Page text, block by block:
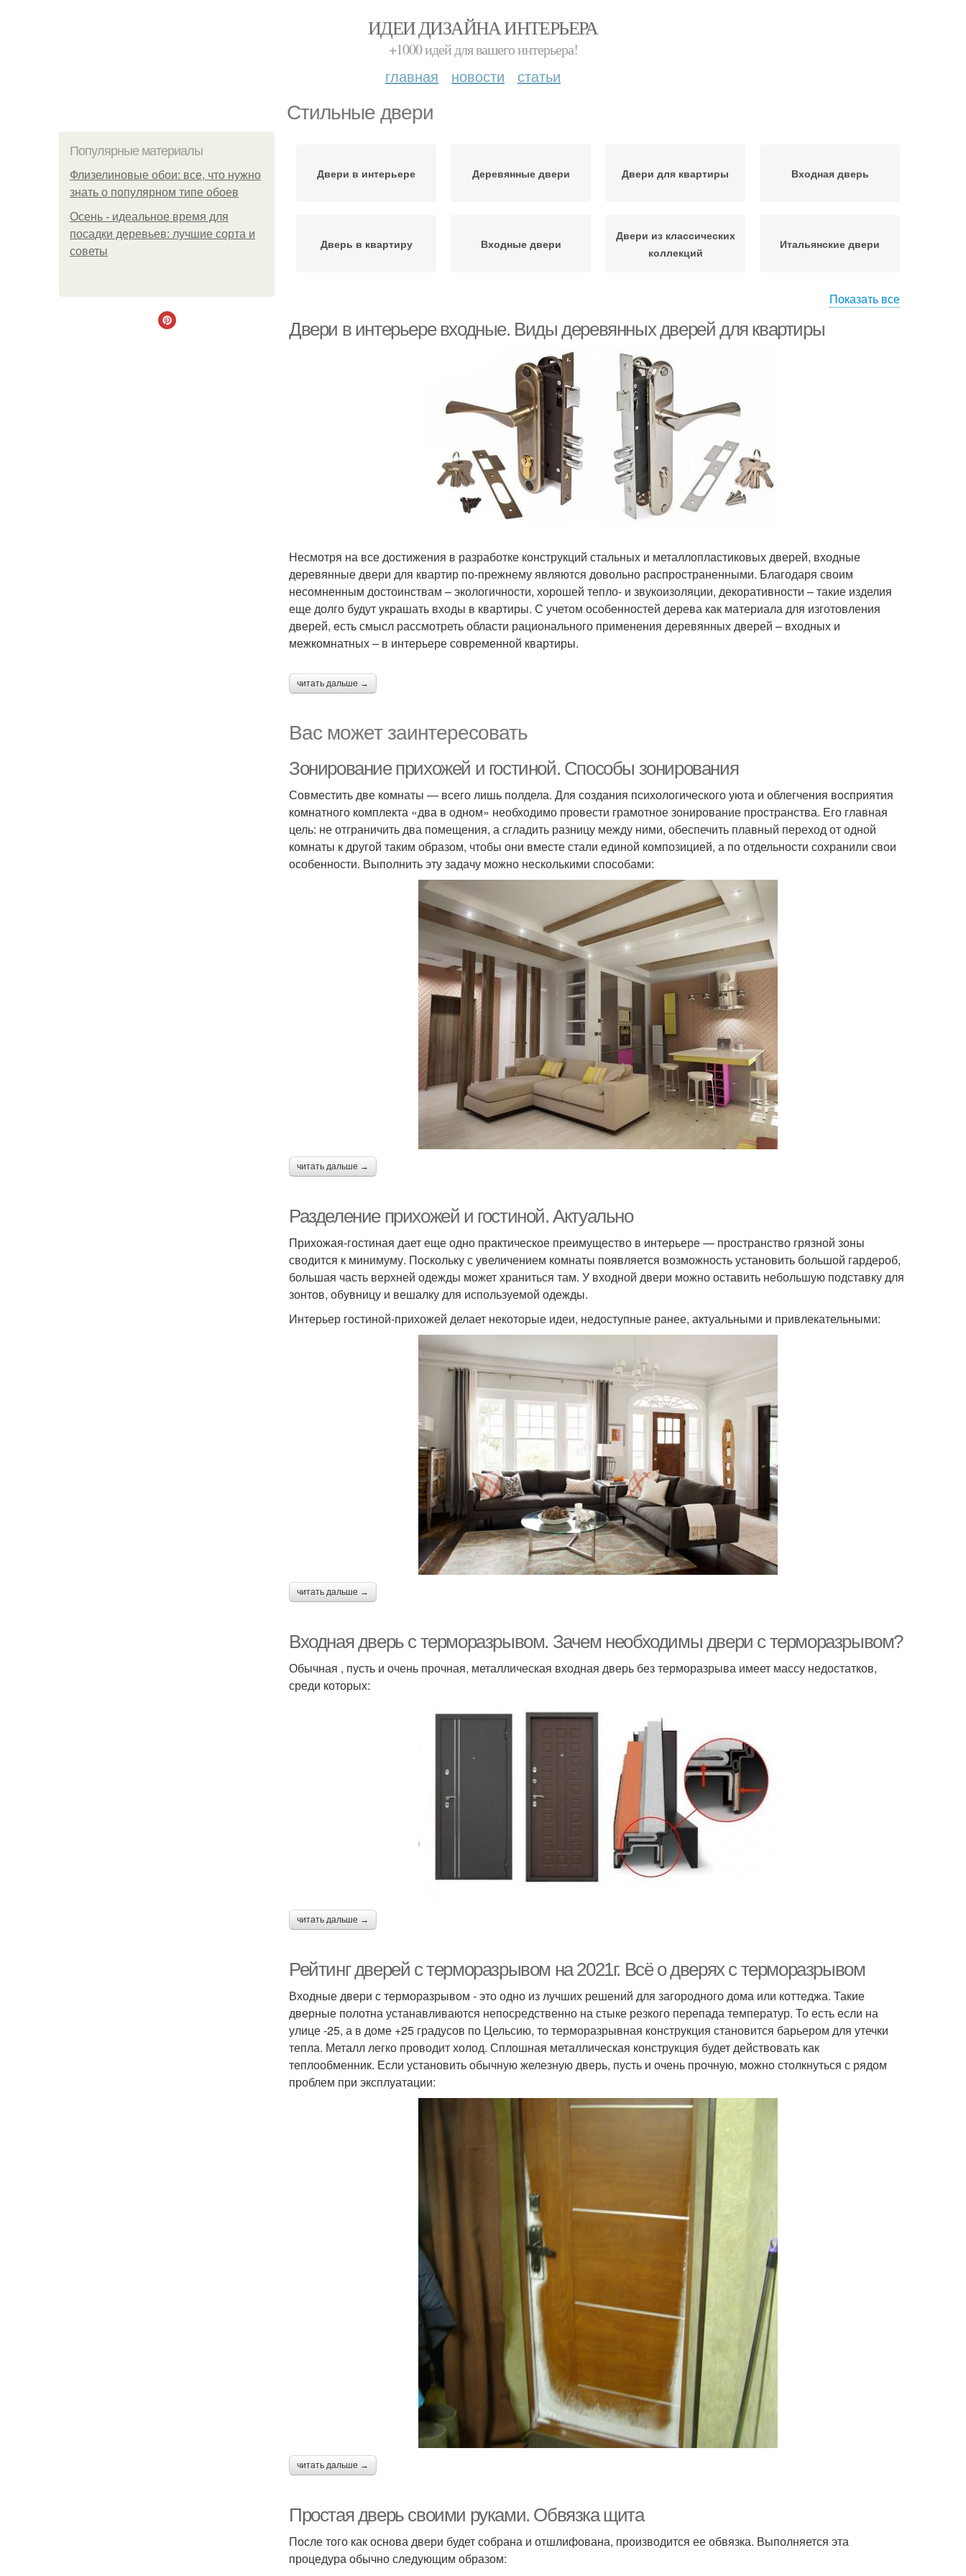
ИДЕИ ДИЗАЙНА ИНТЕРЬЕРА
+1000 идей для вашего интерьера!
главная новости статьи
Стильные двери
Популярные материалы
Флизелиновые обои: все, что нужно
знать о популярном типе обоев
Осень - идеальное время для
посадки деревьев: лучшие сорта и
советы
Двери в интерьере Деревянные двери Двери для квартиры Входная дверь
Дверь в квартиру Входные двери
Двери из классических
коллекций
Итальянские двери
производителя
Показать все
Двери в интерьере входные. Виды деревянных дверей для квартиры
Несмотря на все достижения в разработке конструкций стальных и металлопластиковых дверей, входные
деревянные двери для квартир по-прежнему являются довольно распространенными. Благодаря своим
несомненным достоинствам – экологичности, хорошей тепло- и звукоизоляции, декоративности – такие изделия
еще долго будут украшать входы в квартиры. С учетом особенностей дерева как материала для изготовления
дверей, есть смысл рассмотреть области рационального применения деревянных дверей – входных и
межкомнатных – в интерьере современной квартиры.
читать дальше →
Вас может заинтересовать
Зонирование прихожей и гостиной. Способы зонирования
Совместить две комнаты — всего лишь полдела. Для создания психологического уюта и облегчения восприятия
комнатного комплекта «два в одном» необходимо провести грамотное зонирование пространства. Его главная
цель: не отграничить два помещения, а сгладить разницу между ними, обеспечить плавный переход от одной
комнаты к другой таким образом, чтобы они вместе стали единой композицией, а по отдельности сохранили свои
особенности. Выполнить эту задачу можно несколькими способами:
читать дальше →
Разделение прихожей и гостиной. Актуально
Прихожая-гостиная дает еще одно практическое преимущество в интерьере — пространство грязной зоны
сводится к минимуму. Поскольку с увеличением комнаты появляется возможность установить большой гардероб,
большая часть верхней одежды может храниться там. У входной двери можно оставить небольшую подставку для
зонтов, обувницу и вешалку для используемой одежды.
Интерьер гостиной-прихожей делает некоторые идеи, недоступные ранее, актуальными и привлекательными:
читать дальше →
Входная дверь с терморазрывом. Зачем необходимы двери с терморазрывом?
Обычная , пусть и очень прочная, металлическая входная дверь без терморазрыва имеет массу недостатков,
среди которых:
читать дальше →
Рейтинг дверей с терморазрывом на 2021г. Всё о дверях с терморазрывом
Входные двери с терморазрывом - это одно из лучших решений для загородного дома или коттеджа. Такие
дверные полотна устанавливаются непосредственно на стыке резкого перепада температур. То есть если на
улице -25, а в доме +25 градусов по Цельсию, то терморазрывная конструкция становится барьером для утечки
тепла. Металл легко проводит холод. Сплошная металлическая конструкция будет действовать как
теплообменник. Если установить обычную железную дверь, пусть и очень прочную, можно столкнуться с рядом
проблем при эксплуатации:
читать дальше →
Простая дверь своими руками. Обвязка щита
После того как основа двери будет собрана и отшлифована, производится ее обвязка. Выполняется эта
процедура обычно следующим образом: